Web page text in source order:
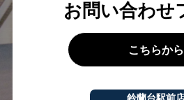
お問い合わせ
こちらから